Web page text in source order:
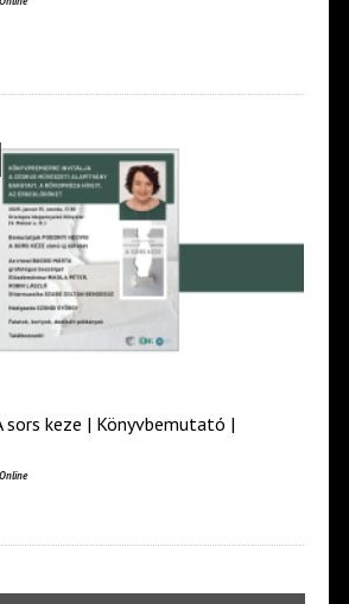
sors keze | Könyvbemutató |